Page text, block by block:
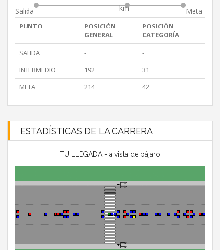
Salida
km
Meta
PUNTO
POSICIÓN
GENERAL
POSICIÓN
CATEGORÍA
SALIDA
-
-
INTERMEDIO
192
31
META
214 42
ESTADÍSTICAS DE LA CARRERA
TU LLEGADA - a vista de pájaro